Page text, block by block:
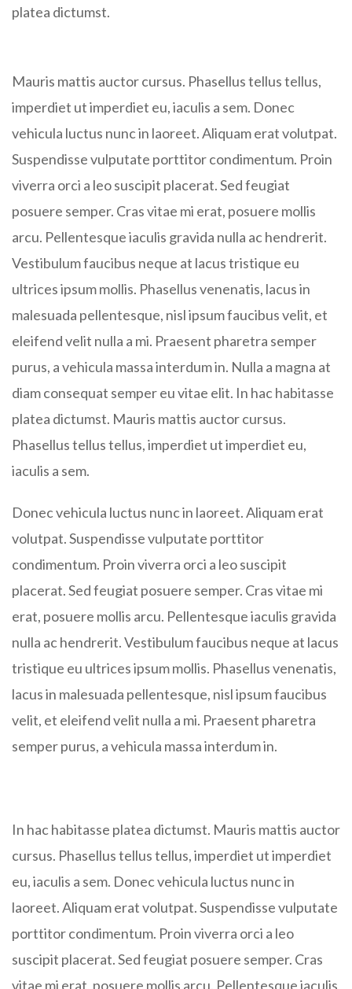
platea dictumst.
Mauris mattis auctor cursus. Phasellus tellus tellus,
imperdiet ut imperdiet eu, iaculis a sem. Donec
vehicula luctus nunc in laoreet. Aliquam erat volutpat.
Suspendisse vulputate porttitor condimentum. Proin
viverra orci a leo suscipit placerat. Sed feugiat
posuere semper. Cras vitae mi erat, posuere mollis
arcu. Pellentesque iaculis gravida nulla ac hendrerit.
Vestibulum faucibus neque at lacus tristique eu
ultrices ipsum mollis. Phasellus venenatis, lacus in
malesuada pellentesque, nisl ipsum faucibus velit, et
eleifend velit nulla a mi. Praesent pharetra semper
purus, a vehicula massa interdum in. Nulla a magna at
diam consequat semper eu vitae elit. In hac habitasse
platea dictumst. Mauris mattis auctor cursus.
Phasellus tellus tellus, imperdiet ut imperdiet eu,
iaculis a sem.
Donec vehicula luctus nunc in laoreet. Aliquam erat
volutpat. Suspendisse vulputate porttitor
condimentum. Proin viverra orci a leo suscipit
placerat. Sed feugiat posuere semper. Cras vitae mi
erat, posuere mollis arcu. Pellentesque iaculis gravida
nulla ac hendrerit. Vestibulum faucibus neque at lacus
tristique eu ultrices ipsum mollis. Phasellus venenatis,
lacus in malesuada pellentesque, nisl ipsum faucibus
velit, et eleifend velit nulla a mi. Praesent pharetra
semper purus, a vehicula massa interdum in.
In hac habitasse platea dictumst. Mauris mattis auctor
cursus. Phasellus tellus tellus, imperdiet ut imperdiet
eu, iaculis a sem. Donec vehicula luctus nunc in
laoreet. Aliquam erat volutpat. Suspendisse vulputate
porttitor condimentum. Proin viverra orci a leo
suscipit placerat. Sed feugiat posuere semper. Cras
vitae mi erat, posuere mollis arcu. Pellentesque iaculis